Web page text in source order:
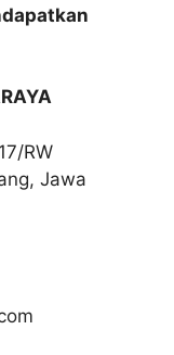
RW
Jawa